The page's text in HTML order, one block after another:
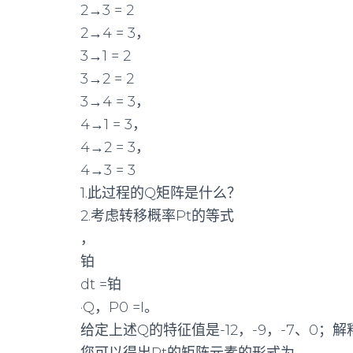
2→3 = 2
2→4 = 3，
3→1 = 2
3→2 = 2
3→4 = 3，
4→1 = 3，
4→2 = 3，
4→3 = 3
1.此过程的Q矩阵是什么？
2.考虑转移概率Pt的等式
，
铂
dt =铂
·Q，P0 =I。
给定上述Q的特征值是-12，-9，-7、0；解